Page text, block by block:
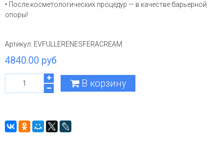
• После косметологических процедур — в качестве барьерной
опоры!
Артикул: EVFULLERENESFERACREAM
4840.00 руб
В корзину